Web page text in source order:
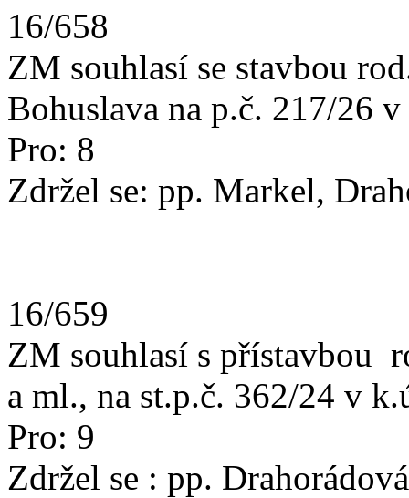
16/658
ZM souhlasí se stavbou
Bohuslava na p.č. 217/26
Pro: 8
Zdržel se: pp. Markel,
16/659
ZM souhlasí s přístavbou
a ml., na st.p.č. 362/24 v
Pro: 9
Zdržel se : pp.